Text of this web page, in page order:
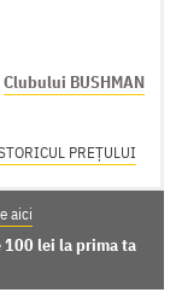
Clubului BUSHMAN
PREȚULUI
aici
100 lei la prima ta